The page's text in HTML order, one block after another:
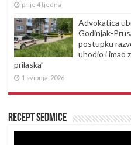
prije 4 tjedna
Advokatica
Godinjak-
postupku
uhodio i imao
prilaska”
1 svibnja, 2026
Recept sedmice